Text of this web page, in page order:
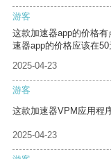
游客
这款加速器app的价格
速器app的价格应该在50
2025-04-23
游客
这款加速器VPM应用程
2025-04-23